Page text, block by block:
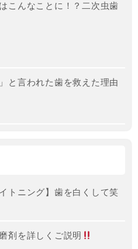
こんなことに！？二次虫歯
と言われた歯を救えた理由
トニング】歯を白くして笑
剤を詳しくご説明